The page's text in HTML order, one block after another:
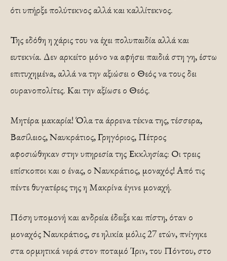
ότι υπήρξε πολύτεκνος αλλά και καλλίτεκνος.
Της εδόθη η χάρις του να έχει πολυπαιδία αλλά και
ευτεκνία. Δεν αρκείτο μόνο να αφήσει παιδιά στη γη, έστω
επιτυχημένα, αλλά να την αξιώσει ο Θεός να τους δει
ουρανοπολίτες. Και την αξίωσε ο Θεός.
Μητέρα μακαρία! Όλα τα άρρενα τέκνα της, τέσσερα,
Βασίλειος, Ναυκράτιος, Γρηγόριος, Πέτρος
αφοσιώθηκαν στην υπηρεσία της Εκκλησίας: Οι τρεις
επίσκοποι και ο ένας, ο Ναυκράτιος, μοναχός! Από τις
πέντε θυγατέρες της η Μακρίνα έγινε μοναχή.
Πόση υπομονή και ανδρεία έδειξε και πίστη, όταν ο
μοναχός Ναυκράτιος, σε ηλικία μόλις 27 ετών, πνίγηκε
στα ορμητικά νερά στον ποταμό Ίριν, του Πόντου, στο